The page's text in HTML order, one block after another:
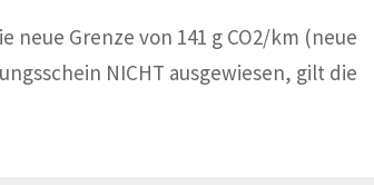
neue Grenze von 141 g CO2/km (neue
NICHT ausgewiesen, gilt die